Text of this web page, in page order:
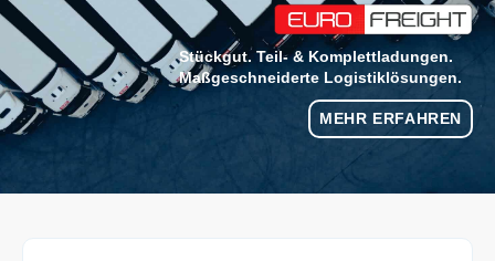
Stückgut. Teil- & Komplettladungen.
Maßgeschneiderte Logistiklösungen.
MEHR ERFAHREN